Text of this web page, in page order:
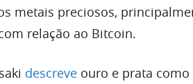
metais preciosos,
relação ao Bitcoin.
descreve ouro e prata como